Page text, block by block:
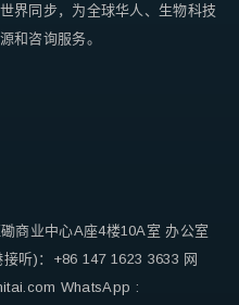
界同步，为全球华人、生物科技
和咨询服务。
商业中心A座4楼10A室 办公室
接听)：+86 147 1623 3633 网
WhatsApp :